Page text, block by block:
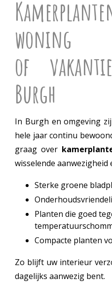
woning
of
Burgh
In Burgh en omgeving
hele jaar continu
graag over
wisselende aanwezigheid
Sterke groene
Planten die goed
Compacte planten
Zo blijft uw interieur
dagelijks aanwezig bent.